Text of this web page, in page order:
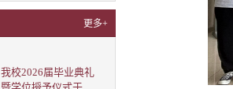
更多+
我校2026届毕业典礼